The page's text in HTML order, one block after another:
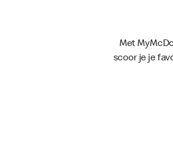
Met
scoor je je